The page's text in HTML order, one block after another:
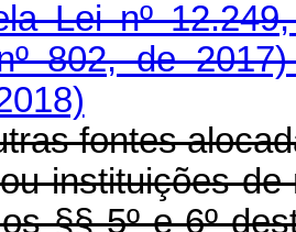
Lei nº
802, de
fontes
instituições
§§ 5º e 6º